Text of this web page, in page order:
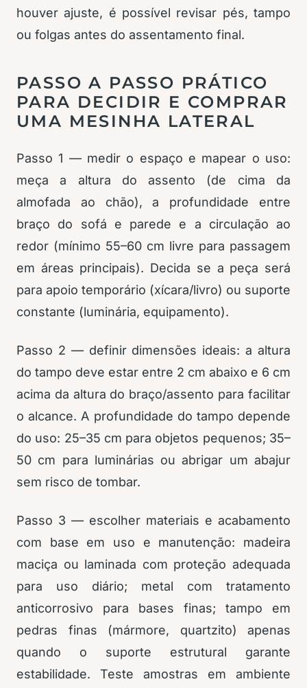
houver ajuste, é possível revisar pés, tampo
ou folgas antes do assentamento final.
PASSO A PASSO PRÁTICO
PARA DECIDIR E COMPRAR
UMA MESINHA LATERAL
Passo 1 — medir o espaço e mapear o uso:
meça a altura do assento (de cima da
almofada ao chão), a profundidade entre
braço do sofá e parede e a circulação ao
redor (mínimo 55–60 cm livre para passagem
em áreas principais). Decida se a peça será
para apoio temporário (xícara/livro) ou suporte
constante (luminária, equipamento).
Passo 2 — definir dimensões ideais: a altura
do tampo deve estar entre 2 cm abaixo e 6 cm
acima da altura do braço/assento para facilitar
o alcance. A profundidade do tampo depende
do uso: 25–35 cm para objetos pequenos; 35–
50 cm para luminárias ou abrigar um abajur
sem risco de tombar.
Passo 3 — escolher materiais e acabamento
com base em uso e manutenção: madeira
maciça ou laminada com proteção adequada
para uso diário; metal com tratamento
anticorrosivo para bases finas; tampo em
pedras finas (mármore, quartzito) apenas
quando o suporte estrutural garante
estabilidade. Teste amostras em ambiente